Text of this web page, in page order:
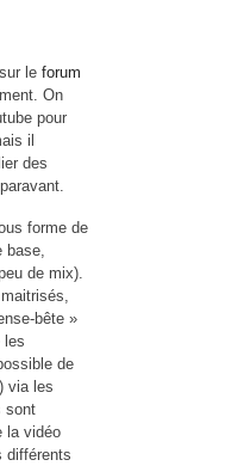
le forum
On
pour
il
des
forme de
base,
de mix).
bête »
les
de
via les
sont
la vidéo
différents